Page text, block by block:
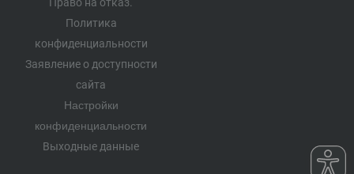
Политика
конфиденциальности
Заявление о доступности
сайта
Настройки
конфиденциальности
Выходные данные